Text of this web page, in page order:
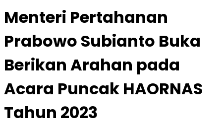
Menteri Pertahanan
Prabowo Subianto Buka
Berikan Arahan pada
Acara Puncak HAORNAS
Tahun 2023